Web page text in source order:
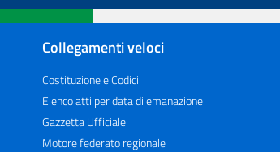
Collegamenti veloci
Costituzione e Codici
Elenco atti per data di emanazione
Gazzetta Ufficiale
Motore federato regionale